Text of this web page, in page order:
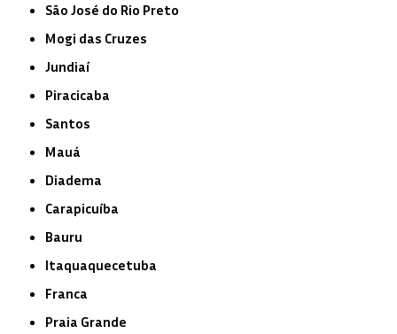
São José do Rio Preto
Mogi das Cruzes
Jundiaí
Piracicaba
Santos
Mauá
Diadema
Carapicuíba
Bauru
Itaquaquecetuba
Franca
Praia Grande